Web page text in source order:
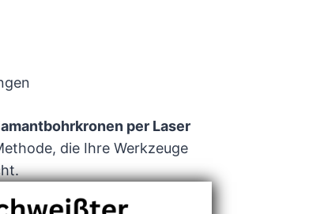
per Laser
die Ihre Werkzeuge